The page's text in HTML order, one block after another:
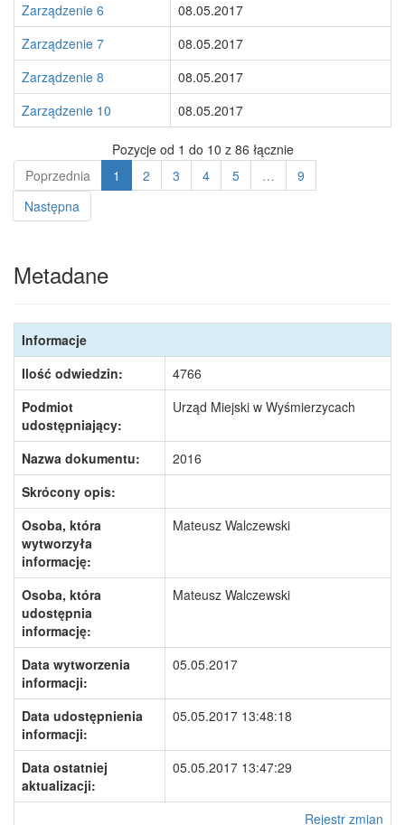
Zarządzenie 6
08.05.2017
Zarządzenie 7
08.05.2017
Zarządzenie 8
08.05.2017
Zarządzenie 10
08.05.2017
Pozycje od 1 do 10 z 86 łącznie
Poprzednia
1 2 3 4 5 …
9
Następna
Metadane
Informacje
Ilość odwiedzin:
4766
Podmiot
udostępniający:
Urząd Miejski w Wyśmierzycach
Nazwa dokumentu:
2016
Skrócony opis:
Osoba, która
wytworzyła
informację:
Mateusz Walczewski
Osoba, która
udostępnia
informację:
Mateusz Walczewski
Data wytworzenia
informacji:
05.05.2017
Data udostępnienia
informacji:
05.05.2017 13:48:18
Data ostatniej
aktualizacji:
05.05.2017 13:47:29
Rejestr zmian